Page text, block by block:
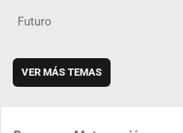
Futuro
VER MÁS TEMAS